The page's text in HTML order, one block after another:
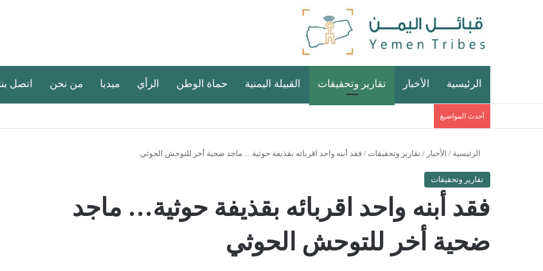
الرئيسية الأخبار تقارير وتحقيقات القبيلة اليمنية حماة الوطن الرأي ميديا من نحن اتصل
أحدث المواضيغ
الرئيسية / الأخبار / تقارير وتحقيقات / فقد أبنه واحد اقربائه بقذيفة حوثية… ماجد ضحية أخر للتوحش الحوثي
تقارير وتحقيقات
فقد أبنه واحد اقربائه بقذيفة حوثية… ماجد
ضحية أخر للتوحش الحوثي